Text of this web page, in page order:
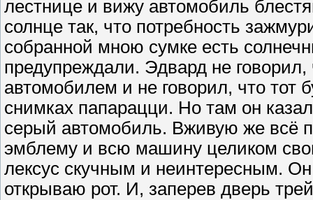
лестнице и вижу автомобиль
солнце так, что потребность
собранной мною сумке есть
предупреждали. Эдвард не
автомобилем и не говорил, что тот
снимках папарацци. Но там он
серый автомобиль. Вживую же всё
эмблему и всю машину целиком
лексус скучным и неинтересным. Он
открываю рот. И, заперев дверь